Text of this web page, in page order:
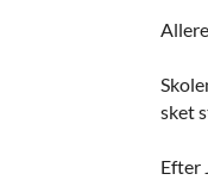
sket
Efter